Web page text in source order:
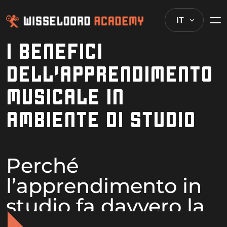
IT
I BENEFICI
DELL’APPRENDIMENTO
MUSICALE IN
AMBIENTE DI STUDIO
Perché
l’apprendimento in
studio fa davvero la